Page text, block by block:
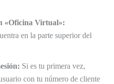
«Oficina Virtual»:
en la parte superior del
Si es tu primera vez,
con tu número de cliente